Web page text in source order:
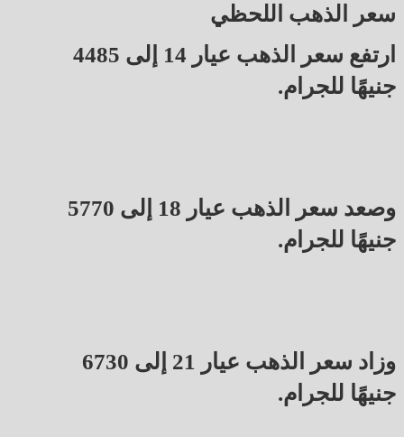
سعر الذهب اللحظي
ارتفع سعر الذهب عيار 14 إلى 4485
جنيهًا للجرام.
وصعد سعر الذهب عيار 18 إلى 5770
جنيهًا للجرام.
وزاد سعر الذهب عيار 21 إلى 6730
جنيهًا للجرام.